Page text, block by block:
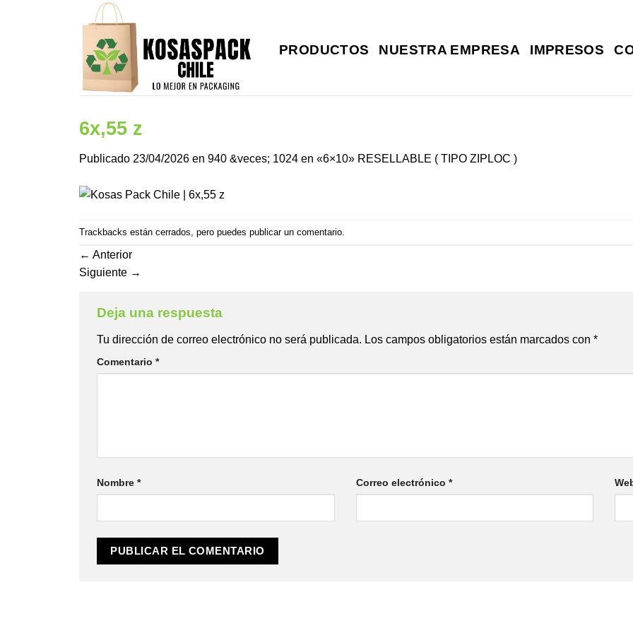
PRODUCTOS NUESTRA EMPRESA IMPRESOS
6x,55 z
Publicado 23/04/2026 en 940 &veces; 1024 en «6×10» RESELLABLE ( TIPO ZIPLOC )
Trackbacks están cerrados, pero puedes publicar un comentario
← Anterior
Siguiente →
Deja una respuesta
Tu dirección de correo electrónico no será publicada. Los campos obligatorios están marcados con *
Comentario *
Nombre * Correo electrónico *